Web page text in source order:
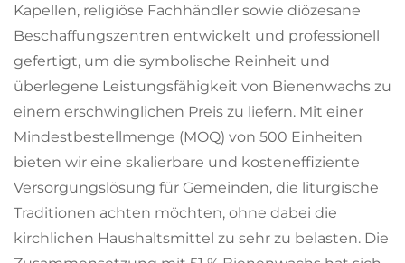
Kapellen, religiöse Fachhändler sowie diözesane
Beschaffungszentren entwickelt und professionell
gefertigt, um die symbolische Reinheit und
überlegene Leistungsfähigkeit von Bienenwachs zu
einem erschwinglichen Preis zu liefern. Mit einer
Mindestbestellmenge (MOQ) von 500 Einheiten
bieten wir eine skalierbare und kosteneffiziente
Versorgungslösung für Gemeinden, die liturgische
Traditionen achten möchten, ohne dabei die
kirchlichen Haushaltsmittel zu sehr zu belasten. Die